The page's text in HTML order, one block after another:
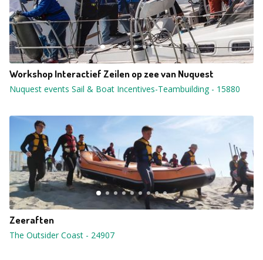
Workshop Interactief Zeilen op zee van Nuquest
Nuquest events Sail & Boat Incentives-Teambuilding- 15880
Zeeraften
The Outsider Coast - 24907